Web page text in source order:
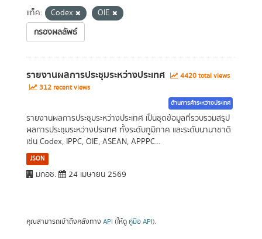
แท็ค: Codex
OIE
กรองผลลัพธ์
รายงานผลการประชุมระหว่างประเทศ
4420 total views
312 recent views
ด้านการค้าระหว่างประเทศ
รายงานผลการประชุมระหว่างประเทศ เป็นชุดข้อมูลที่รวบรวมสรุป
ผลการประชุมระหว่างประเทศ ทั้งระดับภูมิภาค และระดับนานาชาติ
เช่น Codex, IPPC, OIE, ASEAN, APPPC...
JSON
มกอช. 24 เมษายน 2569
คุณสามารถเข้าถึงคลังทาง API (ให้ดู คู่มือ API).